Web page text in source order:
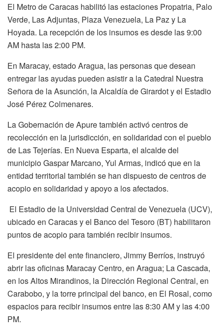
El Metro de Caracas habilitó las estaciones Propatria, Palo
Verde, Las Adjuntas, Plaza Venezuela, La Paz y La
Hoyada. La recepción de los insumos es desde las 9:00
AM hasta las 2:00 PM.
En Maracay, estado Aragua, las personas que desean
entregar las ayudas pueden asistir a la Catedral Nuestra
Señora de la Asunción, la Alcaldía de Girardot y el Estadio
José Pérez Colmenares.
La Gobernación de Apure también activó centros de
recolección en la jurisdicción, en solidaridad con el pueblo
de Las Tejerías. En Nueva Esparta, el alcalde del
municipio Gaspar Marcano, Yul Armas, indicó que en la
entidad territorial también se han dispuesto de centros de
acopio en solidaridad y apoyo a los afectados.
El Estadio de la Universidad Central de Venezuela (UCV),
ubicado en Caracas y el Banco del Tesoro (BT) habilitaron
puntos de acopio para también recibir insumos.
El presidente del ente financiero, Jimmy Berríos, instruyó
abrir las oficinas Maracay Centro, en Aragua; La Cascada,
en los Altos Mirandinos, la Dirección Regional Central, en
Carabobo, y la torre principal del banco, en El Rosal, como
espacios para recibir insumos entre las 8:30 AM y las 4:00
PM.